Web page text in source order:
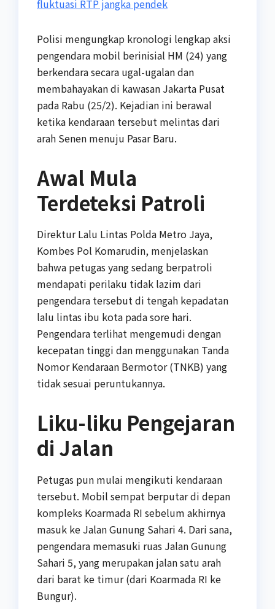
fluktuasi RTP jangka pendek
Polisi mengungkap kronologi lengkap aksi
pengendara mobil berinisial HM (24) yang
berkendara secara ugal-ugalan dan
membahayakan di kawasan Jakarta Pusat
pada Rabu (25/2). Kejadian ini berawal
ketika kendaraan tersebut melintas dari
arah Senen menuju Pasar Baru.
Awal Mula
Terdeteksi Patroli
Direktur Lalu Lintas Polda Metro Jaya,
Kombes Pol Komarudin, menjelaskan
bahwa petugas yang sedang berpatroli
mendapati perilaku tidak lazim dari
pengendara tersebut di tengah kepadatan
lalu lintas ibu kota pada sore hari.
Pengendara terlihat mengemudi dengan
kecepatan tinggi dan menggunakan Tanda
Nomor Kendaraan Bermotor (TNKB) yang
tidak sesuai peruntukannya.
Liku-liku Pengejaran
di Jalan
Petugas pun mulai mengikuti kendaraan
tersebut. Mobil sempat berputar di depan
kompleks Koarmada RI sebelum akhirnya
masuk ke Jalan Gunung Sahari 4. Dari sana,
pengendara memasuki ruas Jalan Gunung
Sahari 5, yang merupakan jalan satu arah
dari barat ke timur (dari Koarmada RI ke
Bungur).